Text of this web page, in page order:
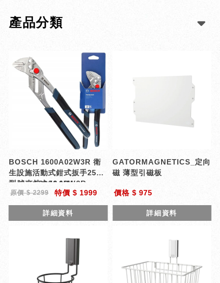
產品分類
BOSCH 1600A02W3R 衛
生設施活動式鉗式扳手250
mm 夾持力48 MM
型號 : 1600A02W3R
原價 $ 2299 特價 $ 1999
詳細資料
GATORMAGNETICS_定向
磁 薄型引磁板
價格 $ 975
詳細資料